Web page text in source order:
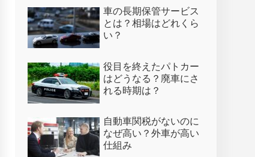
車の長期保管サービス
とは？相場はどれくら
い？
役目を終えたパトカー
はどうなる？廃車にさ
れる時期は？
自動車関税がないのに
なぜ高い？外車が高い
仕組み